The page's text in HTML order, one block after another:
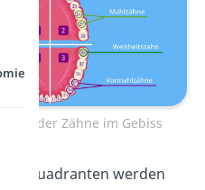
der Zähne im Gebiss
Quadranten werden